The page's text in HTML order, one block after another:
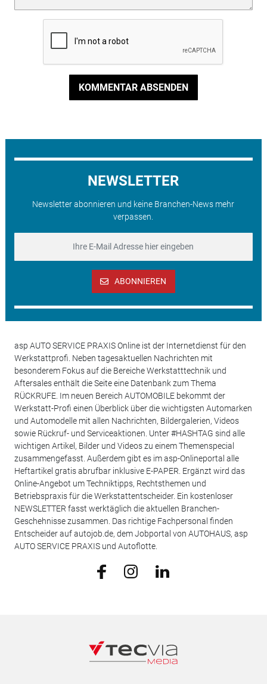
KOMMENTAR ABSENDEN
NEWSLETTER
Newsletter abonnieren und keine Branchen-News mehr
verpassen.
ABONNIEREN
asp AUTO SERVICE PRAXIS Online ist der Internetdienst für den
Werkstattprofi. Neben tagesaktuellen Nachrichten mit
besonderem Fokus auf die Bereiche Werkstatttechnik und
Aftersales enthält die Seite eine Datenbank zum Thema
RÜCKRUFE. Im neuen Bereich AUTOMOBILE bekommt der
Werkstatt-Profi einen Überblick über die wichtigsten Automarken
und Automodelle mit allen Nachrichten, Bildergalerien, Videos
sowie Rückruf- und Serviceaktionen. Unter #HASHTAG sind alle
wichtigen Artikel, Bilder und Videos zu einem Themenspecial
zusammengefasst. Außerdem gibt es im asp-Onlineportal alle
Heftartikel gratis abrufbar inklusive E-PAPER. Ergänzt wird das
Online-Angebot um Techniktipps, Rechtsthemen und
Betriebspraxis für die Werkstattentscheider. Ein kostenloser
NEWSLETTER fasst werktäglich die aktuellen Branchen-
Geschehnisse zusammen. Das richtige Fachpersonal finden
Entscheider auf autojob.de, dem Jobportal von AUTOHAUS, asp
AUTO SERVICE PRAXIS und Autoflotte.